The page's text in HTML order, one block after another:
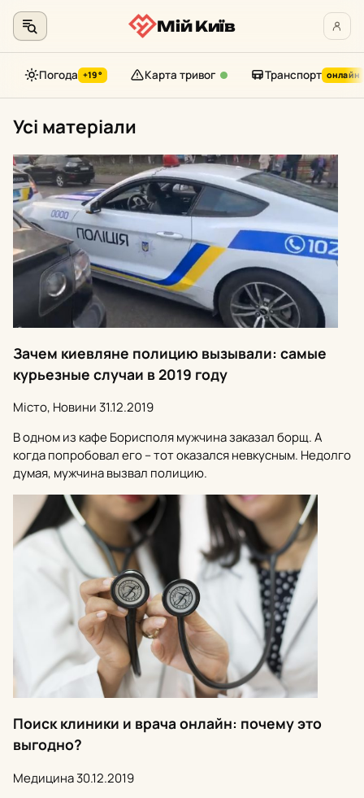
до
Мій Київ
Погода +19° Карта тривог Транспорт онлайн
Усі матеріали
Зачем киевляне полицию вызывали: самые
курьезные случаи в 2019 году
Місто, Новини 31.12.2019
В одном из кафе Борисполя мужчина заказал борщ. А
когда попробовал его – тот оказался невкусным. Недолго
думая, мужчина вызвал полицию.
Поиск клиники и врача онлайн: почему это
выгодно?
Медицина30.12.2019